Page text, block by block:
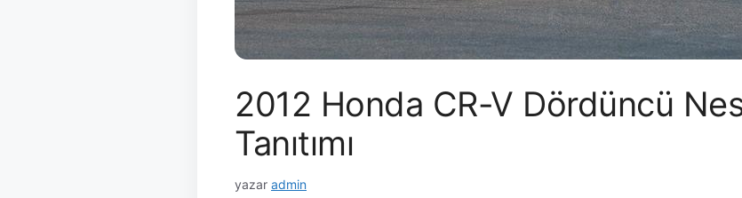
2012 Honda CR-V Dördüncü
Tanıtımı
yazar admin